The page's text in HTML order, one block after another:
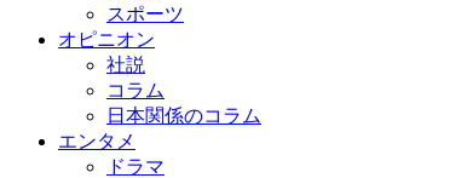
スポーツ
オピニオン
社説
コラム
日本関係のコラム
エンタメ
ドラマ